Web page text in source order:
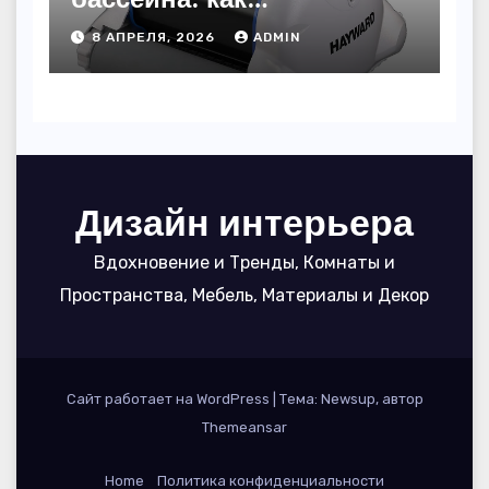
пользоваться, чтобы
вода блестела, а
устройство служило 7
8 АПРЕЛЯ, 2026 ADMIN
Дизайн интерьера
Вдохновение и Тренды, Комнаты и
Пространства, Мебель, Материалы и Декор
Сайт работает на WordPress
Тема: Newsup, автор
Themeansar
Home Политика конфиденциальности